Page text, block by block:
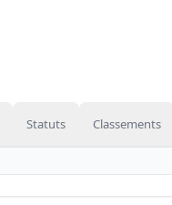
Statuts Classements